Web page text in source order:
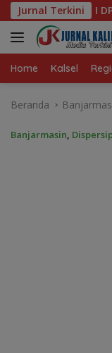
Langsung
ke
konten
Jurnal Terkini
Dorong Pembenahan
Home Kalsel
Beranda
Banjarmasin,